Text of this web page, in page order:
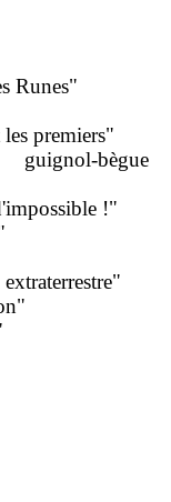
Runes"
premiers"
bègue
!"